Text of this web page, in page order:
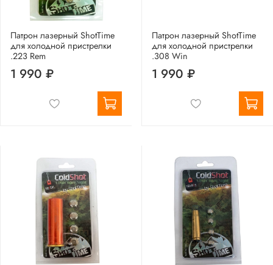
Патрон лазерный ShotTime
для холодной пристрелки
.223 Rem
1 990 ₽
Патрон лазерный ShotTime
для холодной пристрелки
.308 Win
1 990 ₽